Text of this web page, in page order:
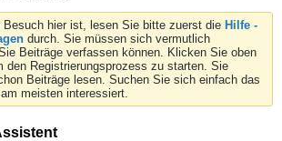
Besuch hier ist, lesen Sie bitte zuerst die Hilfe -
durch. Sie müssen sich vermutlich
Beiträge verfassen können. Klicken Sie oben
den Registrierungsprozess zu starten. Sie
Beiträge lesen. Suchen Sie sich einfach das
meisten interessiert.